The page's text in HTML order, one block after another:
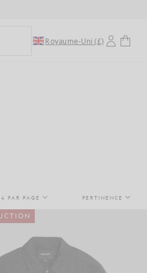
prédictive
Royaume-Uni (£)
PAR PAGE PERTINENCE